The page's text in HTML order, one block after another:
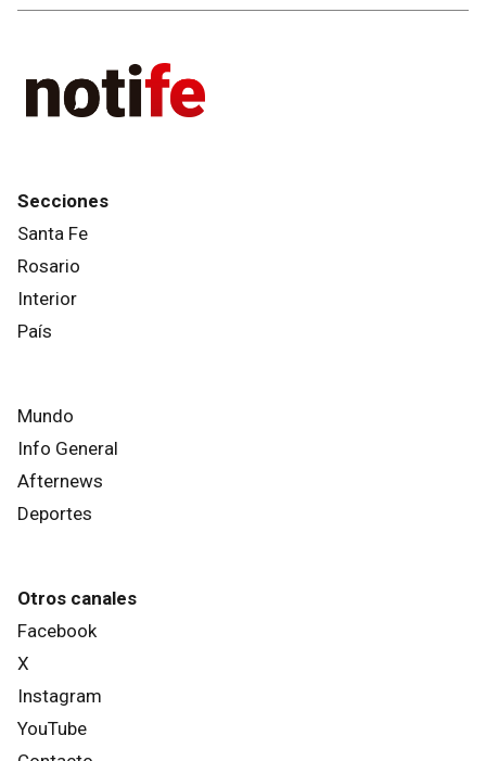
Secciones
Santa Fe
Rosario
Interior
País
Mundo
Info General
Afternews
Deportes
Otros canales
Facebook
X
Instagram
YouTube